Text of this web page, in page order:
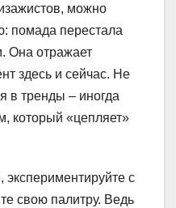
можно
помада перестала
Она отражает
здесь и сейчас. Не
в тренды – иногда
который «цепляет»
экспериментируйте с
свою палитру. Ведь